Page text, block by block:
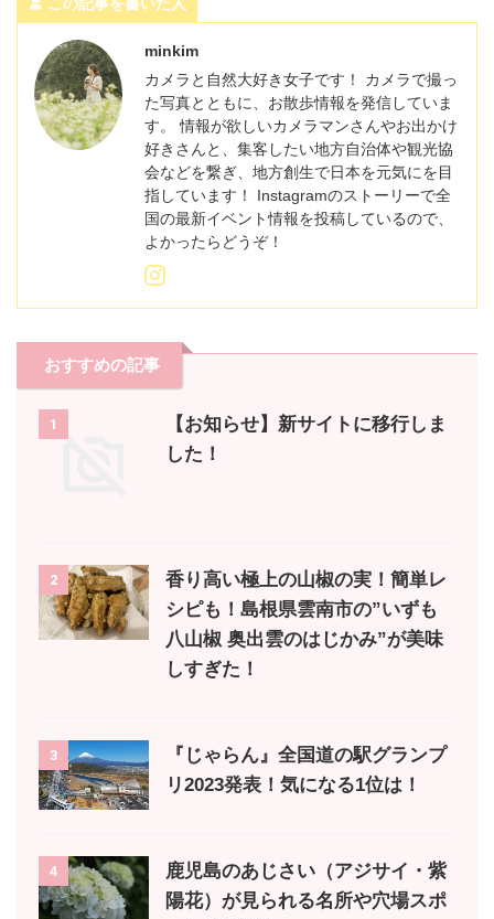
minkim
カメラと自然大好き女子です！ カメラで撮っ
た写真とともに、お散歩情報を発信していま
す。 情報が欲しいカメラマンさんやお出かけ
好きさんと、集客したい地方自治体や観光協
会などを繋ぎ、地方創生で日本を元気にを目
指しています！ Instagramのストーリーで全
国の最新イベント情報を投稿しているので、
よかったらどうぞ！
おすすめの記事
1
【お知らせ】新サイトに移行しま
した！
2
香り高い極上の山椒の実！簡単レ
シピも！島根県雲南市の”いずも
八山椒 奥出雲のはじかみ”が美味
しすぎた！
3
『じゃらん』全国道の駅グランプ
リ2023発表！気になる1位は！
4
鹿児島のあじさい（アジサイ・紫
陽花）が見られる名所や穴場スポ